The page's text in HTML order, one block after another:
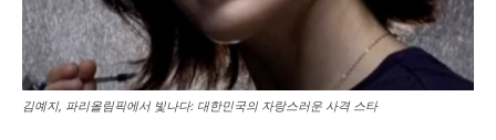
김예지, 파리올림픽에서 빛나다: 대한민국의 자랑스러운 사격 스타